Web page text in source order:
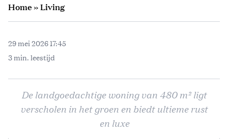
Home»Living
29 mei 2026 17:45
3 min. leestijd
De landgoedachtige woning van 480 m² ligt
verscholen in het groen en biedt ultieme rust
en luxe